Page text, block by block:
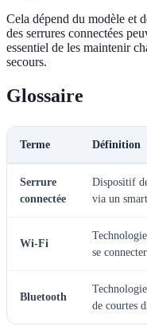
Cela dépend du modèle et
des serrures connectées
essentiel de les maintenir
secours.
Glossaire
Terme Définition
Serrure
connectée
Dispositif
via un
Wi-Fi
se
Bluetooth
de courtes